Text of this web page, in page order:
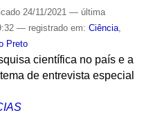
24/11/2021 — última
— registrado em: Ciência,
Preto
científica no país e a
de entrevista especial